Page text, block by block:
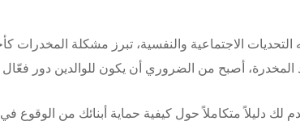
التحديات الاجتماعية والنفسية، تبرز مشكلة المخدرات
المخدرة، أصبح من الضروري أن يكون للوالدين دور فعّال
لك دليلاً متكاملاً حول كيفية حماية أبنائك من الوقوع